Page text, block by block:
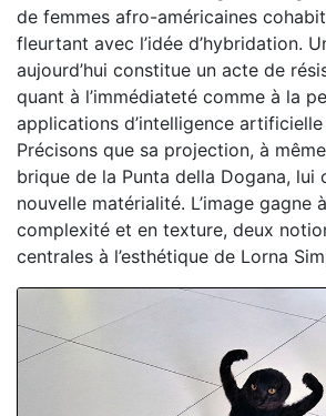
de femmes afro-américaines
fleurtant avec l’idée d’hybridation.
aujourd’hui constitue un acte de
quant à l’immédiateté comme à la
applications d’intelligence
Précisons que sa projection, à
brique de la Punta della Dogana, lui
nouvelle matérialité. L’image gagne
complexité et en texture, deux
centrales à l’esthétique de Lorna